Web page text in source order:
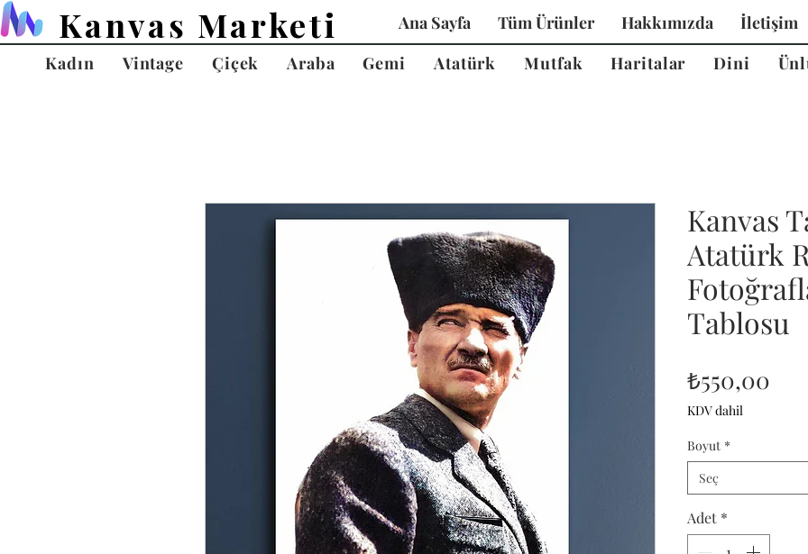
Kanvas Marketi Ana Sayfa Tüm Ürünler Hakkımızda İletişim
Kadın
Vintage Çiçek Araba Gemi Atatürk Mutfak Haritalar Dini
Kanvas
Atatürk
Tablosu
₺550,00
KDV dahil
Boyut *
Seç
Adet *